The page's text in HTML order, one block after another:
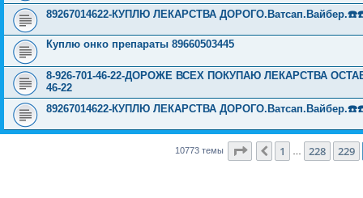
89267014622-КУПЛЮ ЛЕКАРСТВА
Куплю онко препараты 89660503445
8-926-701-46-22-ДОРОЖЕ ВСЕХ ПОКУПАЮ ЛЕКАРСТВА
46-22
89267014622-КУПЛЮ ЛЕКАРСТВА
10773 темы Страница 230из 431
Пред.
1 228 229